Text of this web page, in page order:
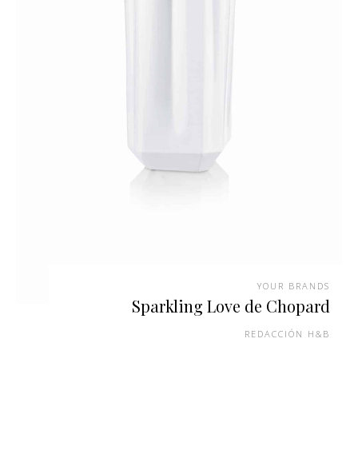
YOUR BRANDS
Sparkling Love de Chopard
REDACCIÓN H&B